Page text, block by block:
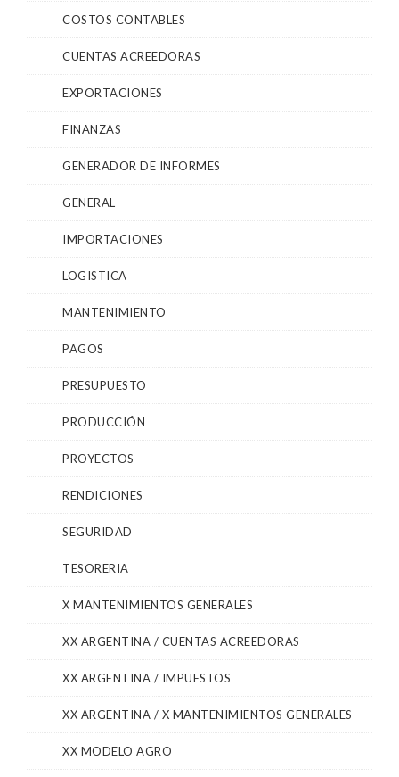
COSTOS CONTABLES
CUENTAS ACREEDORAS
EXPORTACIONES
FINANZAS
GENERADOR DE INFORMES
GENERAL
IMPORTACIONES
LOGISTICA
MANTENIMIENTO
PAGOS
PRESUPUESTO
PRODUCCIÓN
PROYECTOS
RENDICIONES
SEGURIDAD
TESORERIA
X MANTENIMIENTOS GENERALES
XX ARGENTINA / CUENTAS ACREEDORAS
XX ARGENTINA / IMPUESTOS
XX ARGENTINA / X MANTENIMIENTOS GENERALES
XX MODELO AGRO